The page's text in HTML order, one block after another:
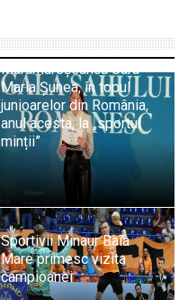
Maramureșeanca Sara
Maria Șunea, în topul
junioarelor din România,
anul acesta, la „sportul
minții”
Sportivii Minaur Baia
Mare primesc vizita
campioanei